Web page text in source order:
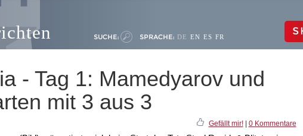
SUCHE: SPRACHE: DE EN ES FR
- Tag 1: Mamedyarov und
mit 3 aus 3
Gefällt mir!| 0 Kommentare